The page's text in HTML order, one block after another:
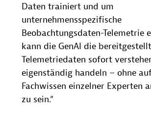
Daten trainiert und um
unternehmensspezifische
Beobachtungsdaten-Telemetrie
kann die GenAI die
Telemetriedaten sofort
eigenständig handeln – ohne
Fachwissen einzelner Experten
zu sein.“